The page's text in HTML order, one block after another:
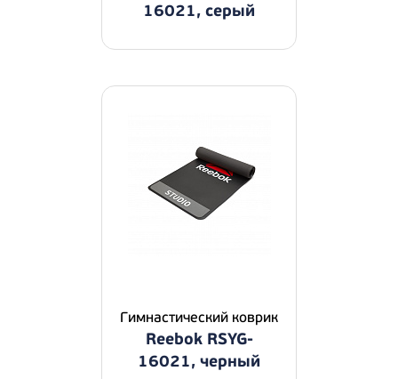
16021, серый
Гимнастический коврик
Reebok RSYG-
16021, черный